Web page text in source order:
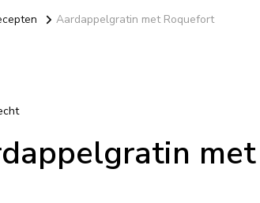
Aardappelgratin met Roquefort